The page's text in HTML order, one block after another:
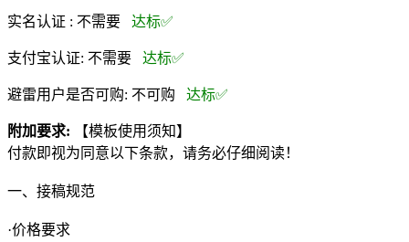
实名认证 : 不需要 达标✅
支付宝认证: 不需要 达标✅
避雷用户是否可购: 不可购 达标✅
附加要求:
【模板使用须知】
付款即视为同意以下条款，请务必仔细阅读！
一、接稿规范
·价格要求